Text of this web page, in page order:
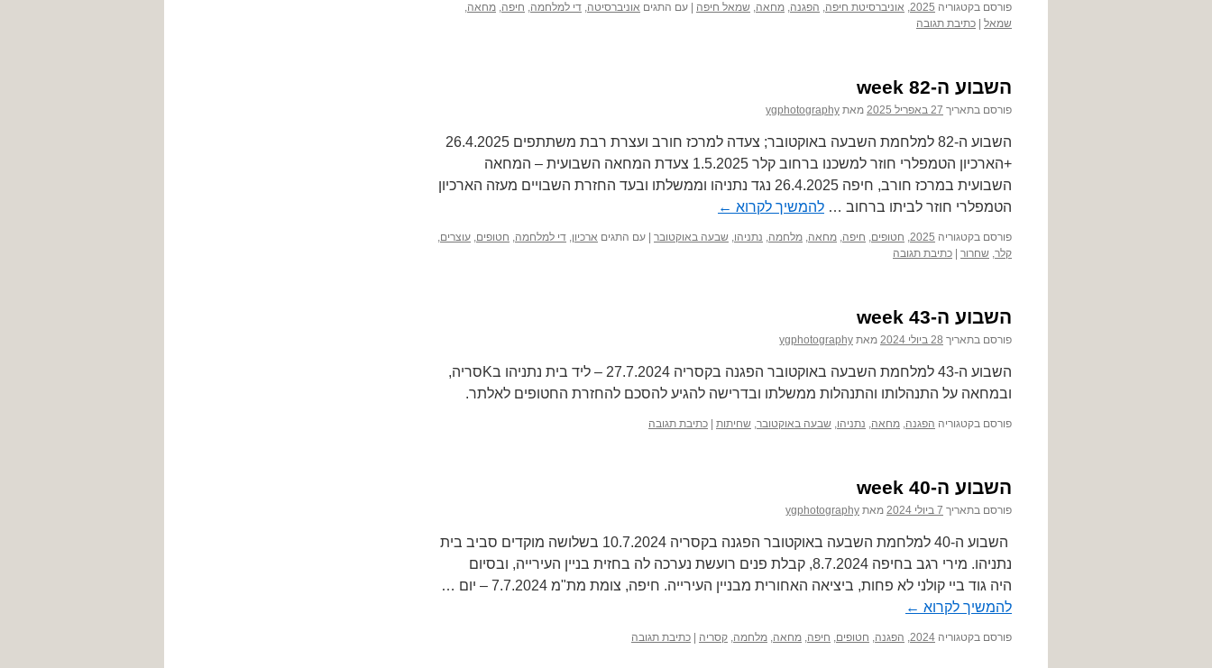
פורסם בקטגוריה 2025
, אוניברסיטת חיפה, הפגנה, מחאה, שמאל חיפה עם התגים אוניברסיטה, די למלחמה, חיפה, מחאה,
שמאל
כתיבת תגובה
השבוע ה-82 week
פורסם בתאריך 27 באפריל 2025 מאת ygphotography
השבוע ה-82 למלחמת השבעה באוקטובר; צעדה למרכז חורב ועצרת רבת משתתפים 26.4.2025
+הארכיון הטמפלרי חוזר למשכנו ברחוב קלר 1.5.2025 צעדת המחאה השבועית – המחאה
השבועית במרכז חורב, חיפה 26.4.2025 נגד נתניהו וממשלתו ובעד החזרת השבויים מעזה הארכיון
הטמפלרי חוזר לביתו ברחוב … להמשיך לקרוא ←
פורסם בקטגוריה 2025
, חטופים, חיפה, מחאה, מלחמה, נתניהו, שבעה באוקטובר עם התגים ארכיון, די למלחמה, חטופים, עוצרים,
קלר, שחרור כתיבת תגובה
השבוע ה-43 week
פורסם בתאריך 28 ביולי 2024 מאת ygphotography
השבוע ה-43 למלחמת השבעה באוקטובר הפגנה בקסריה 27.7.2024 – ליד בית נתניהו בKסריה,
ובמחאה על התנהלותו והתנהלות ממשלתו ובדרישה להגיע להסכם להחזרת החטופים לאלתר.
פורסם בקטגוריה הפגנה, מחאה, נתניהו, שבעה באוקטובר, שחיתות כתיבת תגובה
השבוע ה-40 week
פורסם בתאריך 7 ביולי 2024 מאת ygphotography
השבוע ה-40 למלחמת השבעה באוקטובר הפגנה בקסריה 10.7.2024 בשלושה מוקדים סביב בית
נתניהו. מירי רגב בחיפה 8.7.2024, קבלת פנים רועשת נערכה לה בחזית בניין העירייה, ובסיום
היה גוד ביי קולני לא פחות, ביציאה האחורית מבניין העירייה. חיפה, צומת מת"מ 7.7.2024 – יום …
להמשיך לקרוא ←
פורסם בקטגוריה 2024
, הפגנה, חטופים, חיפה, מחאה, מלחמה, קסריה כתיבת תגובה